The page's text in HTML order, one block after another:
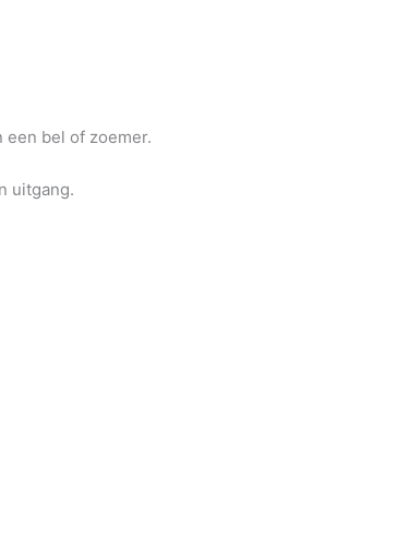
een bel of zoemer.
uitgang.